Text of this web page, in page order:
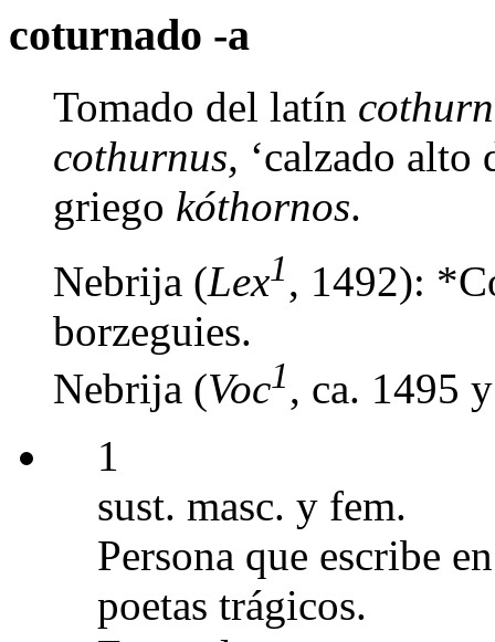
coturnado -a
Tomado del latín
cothurnus, ‘calzado alto
griego kóthornos.
Nebrija (Lex1, 1492):
borzeguies.
Nebrija (Voc1, ca. 1495
1
sust. masc. y fem.
Persona que escribe
poetas trágicos.